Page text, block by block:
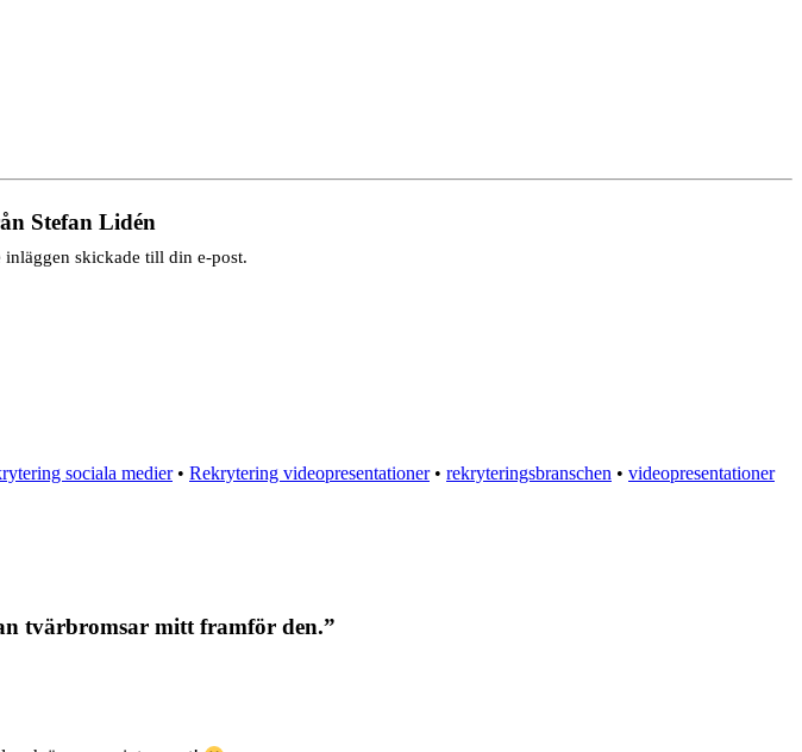
Stefan Lidén
inläggen skickade till din e-post.
sociala medier• Rekrytering videopresentationer• rekryteringsbranschen • videopresentationer
tvärbromsar mitt framför den.”